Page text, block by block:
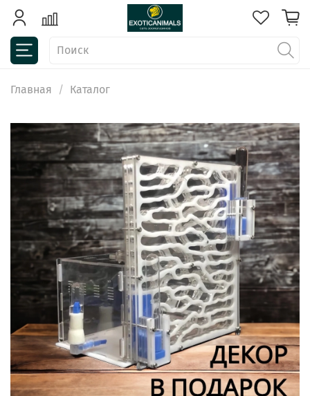
Главная Каталог